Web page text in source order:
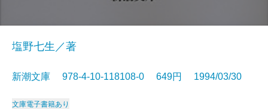
塩野七生／著
新潮文庫 978-4-10-118108-0 649円 1994/03/30
文庫電子書籍あり